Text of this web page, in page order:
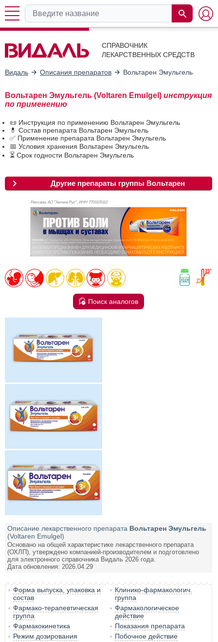
СПРАВОЧНИК
ЛЕКАРСТВЕННЫХ СРЕДСТВ
Видаль Описания препаратов Вольтарен Эмульгель
Вольтарен Эмульгель (Voltaren Emulgel) инструкция
по применению
📜 Инструкция по применению Вольтарен Эмульгель
💊 Состав препарата Вольтарен Эмульгель
✅ Применение препарата Вольтарен Эмульгель
📅 Условия хранения Вольтарен Эмульгель
⏳ Срок годности Вольтарен Эмульгель
Другие препараты группы Вольтарен
Реклама. АО "Хелеон Рус", ИНН 7703105112
Поиск аналогов
Описание лекарственного препарата Вольтарен Эмульгель
(Voltaren Emulgel)
Основано на общей характеристике лекарственного препарата
(ОХЛП), утверждено компанией-производителем и подготовлено
для электронного справочника Видаль 2026 года.
Дата обновления: 2026.04.29
Форма выпуска, упаковка и
состав
Клинико-фармакологич.
группа
Фармако-терапевтическая
группа
Фармакологическое
действие
Фармакокинетика
Показания препарата
Режим дозирования
Побочное действие